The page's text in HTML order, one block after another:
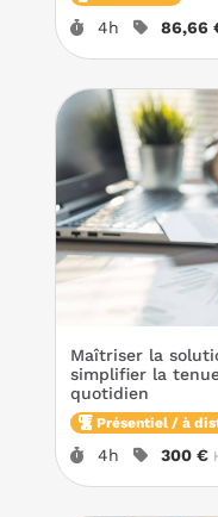
Durée :
4h Prix :
86,66
Maîtriser la
simplifier la
quotidien
Présentiel / à
Durée :
4h Prix :
300 €